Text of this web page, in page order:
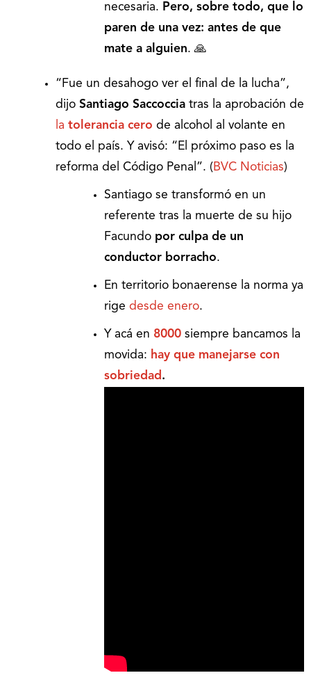
necesaria. Pero, sobre todo, que lo
paren de una vez: antes de que
mate a alguien. 🙏
“Fue un desahogo ver el final de la lucha”,
dijo Santiago Saccoccia tras la aprobación de
la tolerancia cero de alcohol al volante en
todo el país. Y avisó: “El próximo paso es la
reforma del Código Penal”. ( BVC Noticias)
Santiago se transformó en un
referente tras la muerte de su hijo
Facundo por culpa de un
conductor borracho.
En territorio bonaerense la norma ya
rige desde enero.
Y acá en 8000 siempre bancamos la
movida: hay que manejarse con
sobriedad .